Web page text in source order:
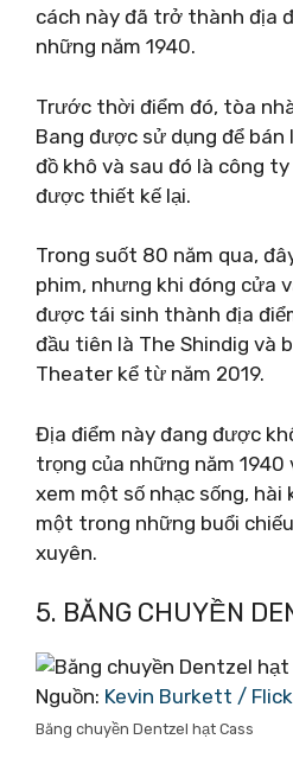
cách này đã trở thành địa
những năm 1940.
Trước thời điểm đó, tòa
Bang được sử dụng để bán
đồ khô và sau đó là công
được thiết kế lại.
Trong suốt 80 năm qua,
phim, nhưng khi đóng cửa
được tái sinh thành địa
đầu tiên là The Shindig và
Theater kể từ năm 2019.
Địa điểm này đang được
trọng của những năm
xem một số nhạc sống, hài
một trong những buổi
xuyên.
5. BĂNG CHUYỀN
Nguồn: Kevin Burkett /
Băng chuyền Dentzel hạt Cass